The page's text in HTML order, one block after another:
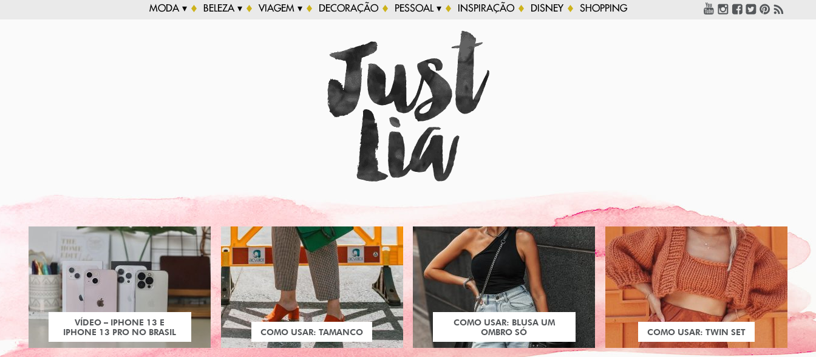
MODA ▾ BELEZA ▾ VIAGEM ▾ DECORAÇÃO PESSOAL ▾ INSPIRAÇÃO DISNEY SHOPPING
VÍDEO – IPHONE 13 E
IPHONE 13 PRO NO BRASIL
COMO USAR: TAMANCO
COMO USAR: BLUSA UM
OMBRO SÓ
COMO USAR: TWIN SET